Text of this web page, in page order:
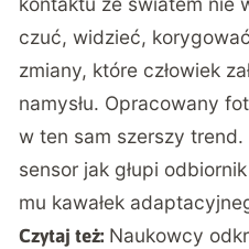
czuć, widzieć,
zmiany, które człowiek
namysłu. Opracowany
w ten sam szerszy
sensor jak głupi
mu kawałek
Czytaj też: Naukowcy